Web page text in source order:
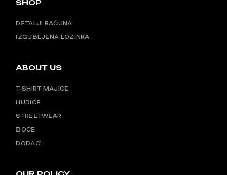
SHOP
DETALJI RAČUNA
IZGUBLJENA LOZINKA
ABOUT US
T-SHIRT MAJICE
HUDICE
STREETWEAR
BOCE
DODACI